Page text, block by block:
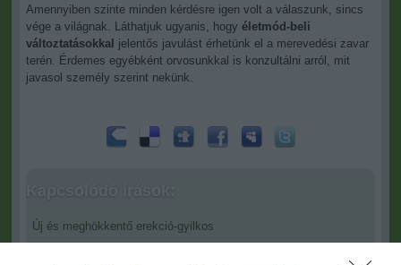
Amennyiben szinte minden kérdésre igen volt a válaszunk, sincs
vége a világnak. Láthatjuk ugyanis, hogy életmód-beli
változtatásokkal jelentős javulást érhetünk el a merevedési zavar
terén. Érdemes egyébként orvosunkkal is konzultálni arról, mit
javasol személy szerint nekünk.
Kapcsolódó írások:
Új és meghökkentő erekció-gyilkos